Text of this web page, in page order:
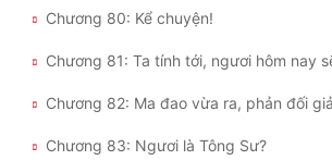
Chương 80: Kể chuyện!
Chương 82: Ma đao vừa ra, phản đối
Chương 83: Ngươi là Tông Sư?